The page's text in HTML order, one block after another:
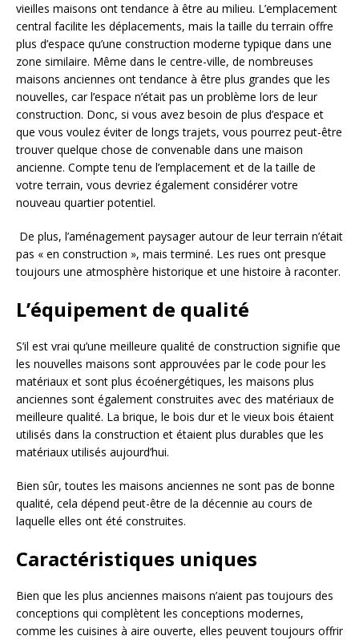
vieilles maisons ont tendance à être au milieu. L’emplacement
central facilite les déplacements, mais la taille du terrain offre
plus d’espace qu’une construction moderne typique dans une
zone similaire. Même dans le centre-ville, de nombreuses
maisons anciennes ont tendance à être plus grandes que les
nouvelles, car l’espace n’était pas un problème lors de leur
construction. Donc, si vous avez besoin de plus d’espace et
que vous voulez éviter de longs trajets, vous pourrez peut-être
trouver quelque chose de convenable dans une maison
ancienne. Compte tenu de l’emplacement et de la taille de
votre terrain, vous devriez également considérer votre
nouveau quartier potentiel.
De plus, l’aménagement paysager autour de leur terrain n’était
pas « en construction », mais terminé. Les rues ont presque
toujours une atmosphère historique et une histoire à raconter.
L’équipement de qualité
S’il est vrai qu’une meilleure qualité de construction signifie que
les nouvelles maisons sont approuvées par le code pour les
matériaux et sont plus écoénergétiques, les maisons plus
anciennes sont également construites avec des matériaux de
meilleure qualité. La brique, le bois dur et le vieux bois étaient
utilisés dans la construction et étaient plus durables que les
matériaux utilisés aujourd’hui.
Bien sûr, toutes les maisons anciennes ne sont pas de bonne
qualité, cela dépend peut-être de la décennie au cours de
laquelle elles ont été construites.
Caractéristiques uniques
Bien que les plus anciennes maisons n’aient pas toujours des
conceptions qui complètent les conceptions modernes,
comme les cuisines à aire ouverte, elles peuvent toujours offrir